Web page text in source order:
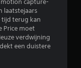
o
o
r
motion capture-
laatstejaars
terug kan
Price moet
verdwijning
een duistere